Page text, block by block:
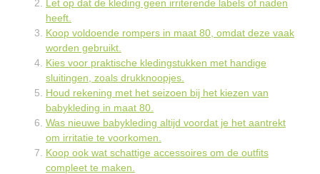
Let op dat de kleding geen irriterende labels of naden
heeft.
Koop voldoende rompers in maat 80, omdat deze vaak
worden gebruikt.
Kies voor praktische kledingstukken met handige
sluitingen, zoals drukknoopjes.
Houd rekening met het seizoen bij het kiezen van
babykleding in maat 80.
Was nieuwe babykleding altijd voordat je het aantrekt
om irritatie te voorkomen.
Koop ook wat schattige accessoires om de outfits
compleet te maken.